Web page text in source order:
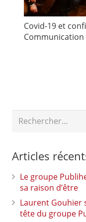
Covid-19 et
Rechercher :
Articles
Le groupe
sa raison d’être
Laurent Gouhier
tête du groupe